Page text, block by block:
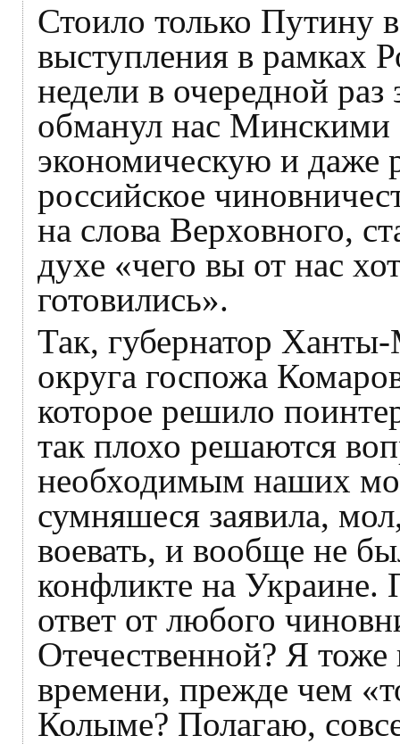
Стоило только Путину
выступления в рамках
недели в очередной раз
обманул нас Минскими
экономическую и даже
российское
на слова Верховного,
духе «чего вы от нас
готовились».
Так, губернатор
округа госпожа
которое решило
так плохо решаются
необходимым наших
сумняшеся заявила,
воевать, и вообще не
конфликте на Украине.
ответ от любого
Отечественной? Я
времени, прежде чем
Колыме? Полагаю,